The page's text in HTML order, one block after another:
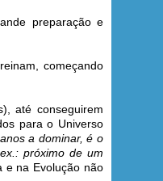
preparação e
começando
até conseguirem
para o Universo
a dominar, é o
próximo de um
e na Evolução não